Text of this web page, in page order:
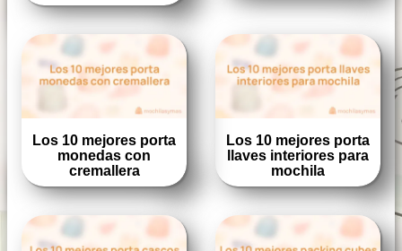
Los 10 mejores porta
monedas con
cremallera
Los 10 mejores porta
llaves interiores para
mochila